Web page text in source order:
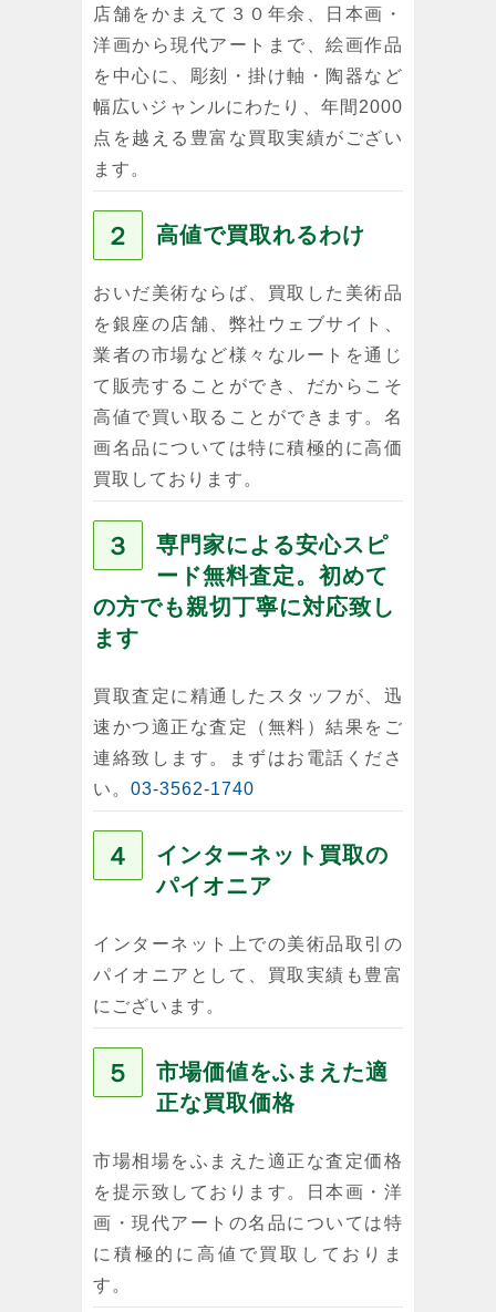
店舗をかまえて３０年余、日本画・
洋画から現代アートまで、絵画作品
を中心に、彫刻・掛け軸・陶器など
幅広いジャンルにわたり、年間2000
点を越える豊富な買取実績がござい
ます。
２ 高値で買取れるわけ
おいだ美術ならば、買取した美術品
を銀座の店舗、弊社ウェブサイト、
業者の市場など様々なルートを通じ
て販売することができ、だからこそ
高値で買い取ることができます。名
画名品については特に積極的に高価
買取しております。
３
専門家による安心スピ
ード無料査定。初めて
の方でも親切丁寧に対応致し
ます
買取査定に精通したスタッフが、迅
速かつ適正な査定（無料）結果をご
連絡致します。まずはお電話くださ
い。 03-3562-1740
４
インターネット買取の
パイオニア
インターネット上での美術品取引の
パイオニアとして、買取実績も豊富
にございます。
５
市場価値をふまえた適
正な買取価格
市場相場をふまえた適正な査定価格
を提示致しております。日本画・洋
画・現代アートの名品については特
に積極的に高値で買取しておりま
す。